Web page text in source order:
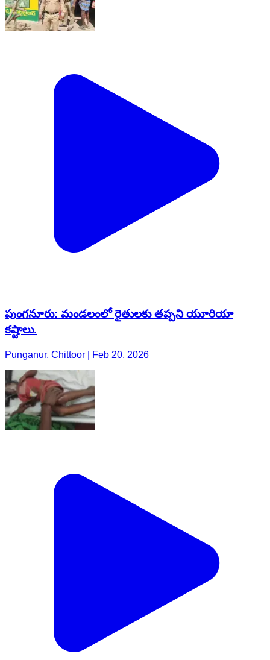
పుంగనూరు: మండలంలో రైతులకు తప్పని యూరియా
కష్టాలు.
Punganur, Chittoor | Feb 20, 2026